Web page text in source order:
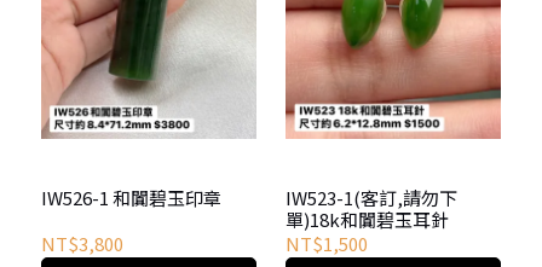
IW526-1 和闐碧玉印章
NT$3,800
IW523-1(客訂,請勿下
單)18k和闐碧玉耳針
NT$1,500